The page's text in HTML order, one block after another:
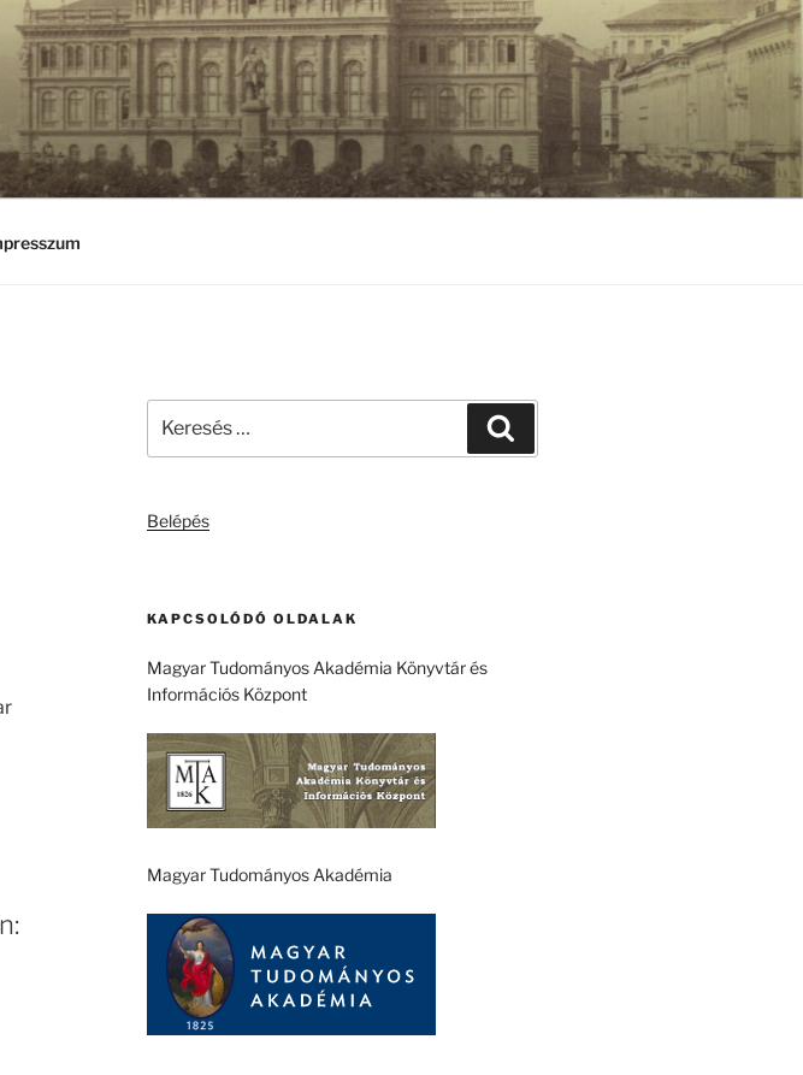
következő
Belépés
KAPCSOLÓDÓ OLDALAK
Magyar Tudományos Akadémia Könyvtár és
Információs Központ
Magyar Tudományos Akadémia